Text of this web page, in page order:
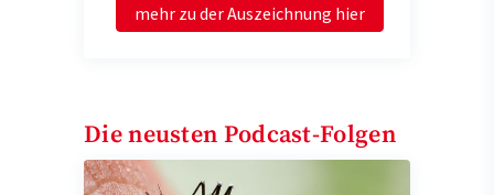
mehr zu der Auszeichnung hier
Die neusten Podcast-Folgen